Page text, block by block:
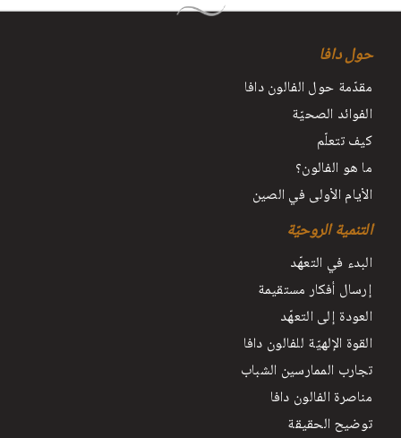
حول دافا
مقدّمة حول الفالون دافا
الفوائد الصحيّة
كيف تتعلّم
ما هو الفالون؟
الأيام الأولى في الصين
التنمية الروحيّة
البدء في التعهّد
إرسال أفكار مستقيمة
العودة إلى التعهّد
القوة الإلهيّة للفالون دافا
تجارب الممارسين الشباب
مناصرة الفالون دافا
توضيح الحقيقة